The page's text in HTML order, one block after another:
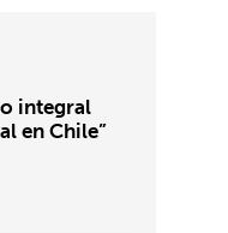
integral
en Chile”